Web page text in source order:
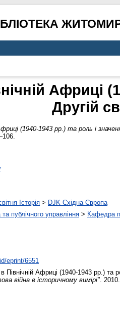
Африці
Другій
(1940-1943 рр.) та роль і
Історія > DJK Східна Європа
публічного управління > Кафедра
eprint/6551
в Північній Африці (1940-1943 рр.) та
війна в історичному вимірі".